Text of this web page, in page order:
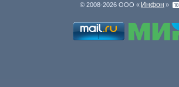
© 2008-2026 ООО « Инфон »